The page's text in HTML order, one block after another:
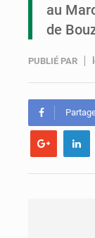
au
de
PUBLIÉ PAR